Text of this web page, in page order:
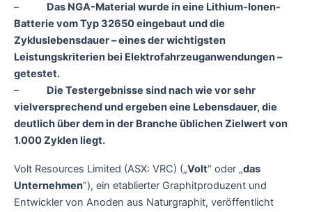
– Das NGA-Material wurde in eine Lithium-Ionen-
Batterie vom Typ 32650 eingebaut und die
Zykluslebensdauer – eines der wichtigsten
Leistungskriterien bei Elektrofahrzeuganwendungen –
getestet.
– Die Testergebnisse sind nach wie vor sehr
vielversprechend und ergeben eine Lebensdauer, die
deutlich über dem in der Branche üblichen Zielwert von
1.000 Zyklen liegt.
Volt Resources Limited (ASX: VRC) („Volt“ oder „das
Unternehmen“), ein etablierter Graphitproduzent und
Entwickler von Anoden aus Naturgraphit, veröffentlicht